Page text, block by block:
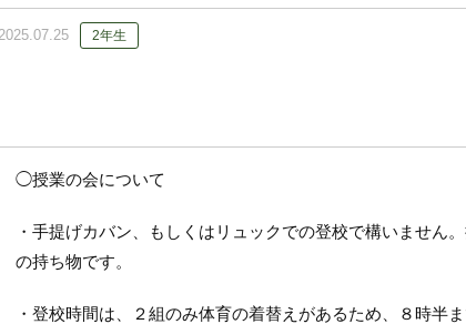
2年生
◯授業の会について
・手提げカバン、もしくはリュックでの登校で構いません
の持ち物です。
・登校時間は、２組のみ体育の着替えがあるため、８時半